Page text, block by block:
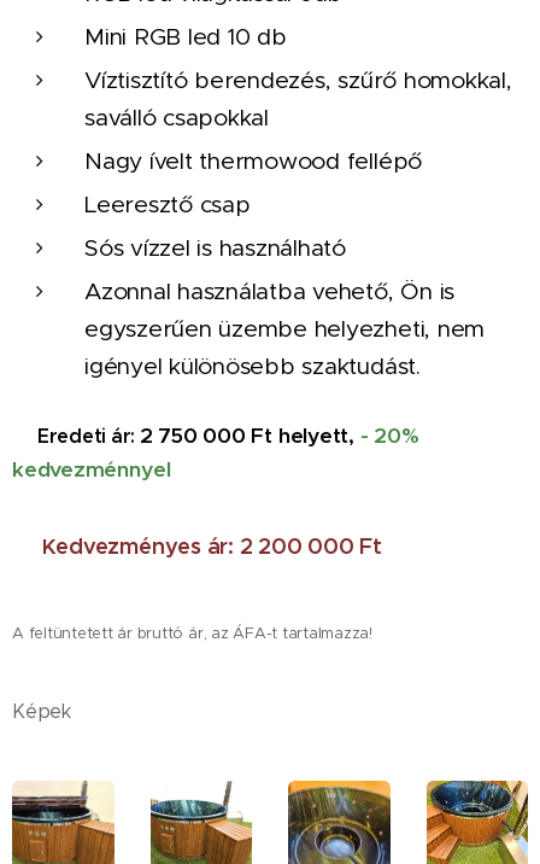
Mini RGB led 10 db
Víztisztító berendezés, szűrő homokkal,
saválló csapokkal
Nagy ívelt thermowood fellépő
Leeresztő csap
Sós vízzel is használható
Azonnal használatba vehető, Ön is
egyszerűen üzembe helyezheti, nem
igényel különösebb szaktudást.
Eredeti ár: 2 750 000 Ft helyett, - 20%
kedvezménnyel
Kedvezményes ár: 2 200 000 Ft
A feltüntetett ár bruttó ár, az ÁFA-t tartalmazza!
Képek